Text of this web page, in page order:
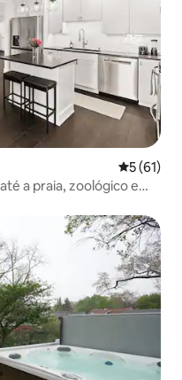
5 de uma
5 (61)
a praia, zoológico e